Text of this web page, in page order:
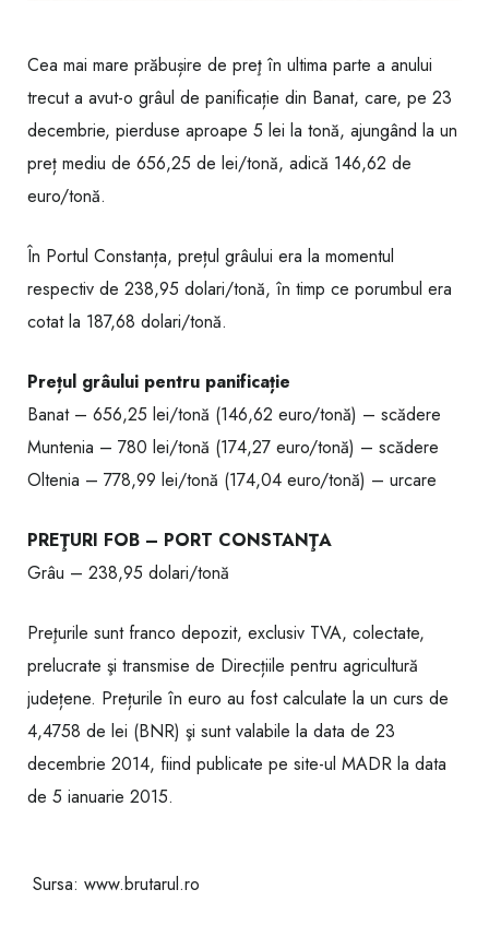
Cea mai mare prăbușire de preţ în ultima parte a anului
trecut a avut-o grâul de panificație din Banat, care, pe 23
decembrie, pierduse aproape 5 lei la tonă, ajungând la un
preț mediu de 656,25 de lei/tonă, adică 146,62 de
euro/tonă.
În Portul Constanța, prețul grâului era la momentul
respectiv de 238,95 dolari/tonă, în timp ce porumbul era
cotat la 187,68 dolari/tonă.
Prețul grâului pentru panificație
Banat – 656,25 lei/tonă (146,62 euro/tonă) – scădere
Muntenia – 780 lei/tonă (174,27 euro/tonă) – scădere
Oltenia – 778,99 lei/tonă (174,04 euro/tonă) – urcare
PREŢURI FOB – PORT CONSTANŢA
Grâu – 238,95 dolari/tonă
Preţurile sunt franco depozit, exclusiv TVA, colectate,
prelucrate şi transmise de Direcțiile pentru agricultură
județene. Prețurile în euro au fost calculate la un curs de
4,4758 de lei (BNR) şi sunt valabile la data de 23
decembrie 2014, fiind publicate pe site-ul MADR la data
de 5 ianuarie 2015.
Sursa: www.brutarul.ro